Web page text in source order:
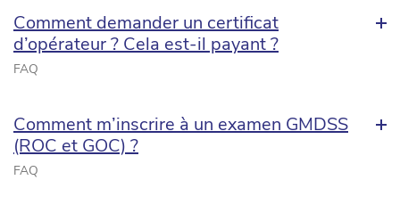
Comment demander un certificat
d’opérateur ? Cela est-il payant ?
FAQ
Comment m’inscrire à un examen GMDSS
(ROC et GOC) ?
FAQ